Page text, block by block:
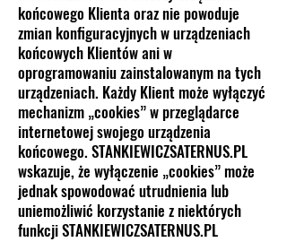
końcowego Klienta oraz nie powoduje
zmian konfiguracyjnych w urządzeniach
końcowych Klientów ani w
oprogramowaniu zainstalowanym na tych
urządzeniach. Każdy Klient może wyłączyć
mechanizm „cookies” w przeglądarce
internetowej swojego urządzenia
końcowego. STANKIEWICZSATERNUS.PL
wskazuje, że wyłączenie „cookies” może
jednak spowodować utrudnienia lub
uniemożliwić korzystanie z niektórych
funkcji STANKIEWICZSATERNUS.PL